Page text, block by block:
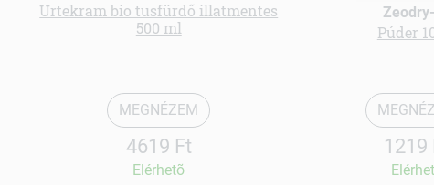
Urtekram bio tusfürdő illatmentes
500 ml
MEGNÉZEM
4619 Ft
Elérhetõ
Púder
1219